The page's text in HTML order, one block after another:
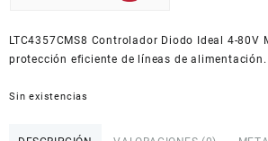
American Dollar
LTC4357CMS8 Controlador Diodo Ideal 4-80V
protección eficiente de líneas de alimentación.
Sin existencias